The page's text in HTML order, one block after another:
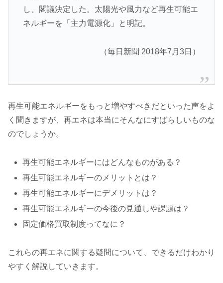
し、閣議決定した。太陽光や風力など再生可能エ
ネルギーを「主力電源化」と明記。
（毎日新聞 2018年7月3日）
再生可能エネルギーをもっと増やすべきだといった声をよ
く聞きますが、再エネは本当にそんなにすばらしいものな
のでしょうか。
再生可能エネルギーにはどんなものがある？
再生可能エネルギーのメリットとは？
再生可能エネルギーにデメリットは？
再生可能エネルギーの今後の見通しや課題は？
固定価格買取制度ってなに？
これらの再エネに関する疑問について、できるだけわかり
やすく解説していきます。